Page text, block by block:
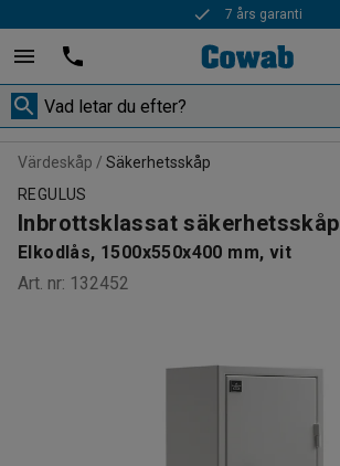
7 års garanti
Värdeskåp
Säkerhetsskåp
REGULUS
Inbrottsklassat säkerhetsskåp
Elkodlås, 1500x550x400 mm, vit
Art. nr: 132452